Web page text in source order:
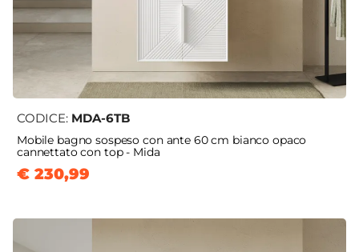
CODICE: MDA-6TB
Mobile bagno sospeso con ante 60 cm bianco opaco
cannettato con top - Mida
€ 230,99